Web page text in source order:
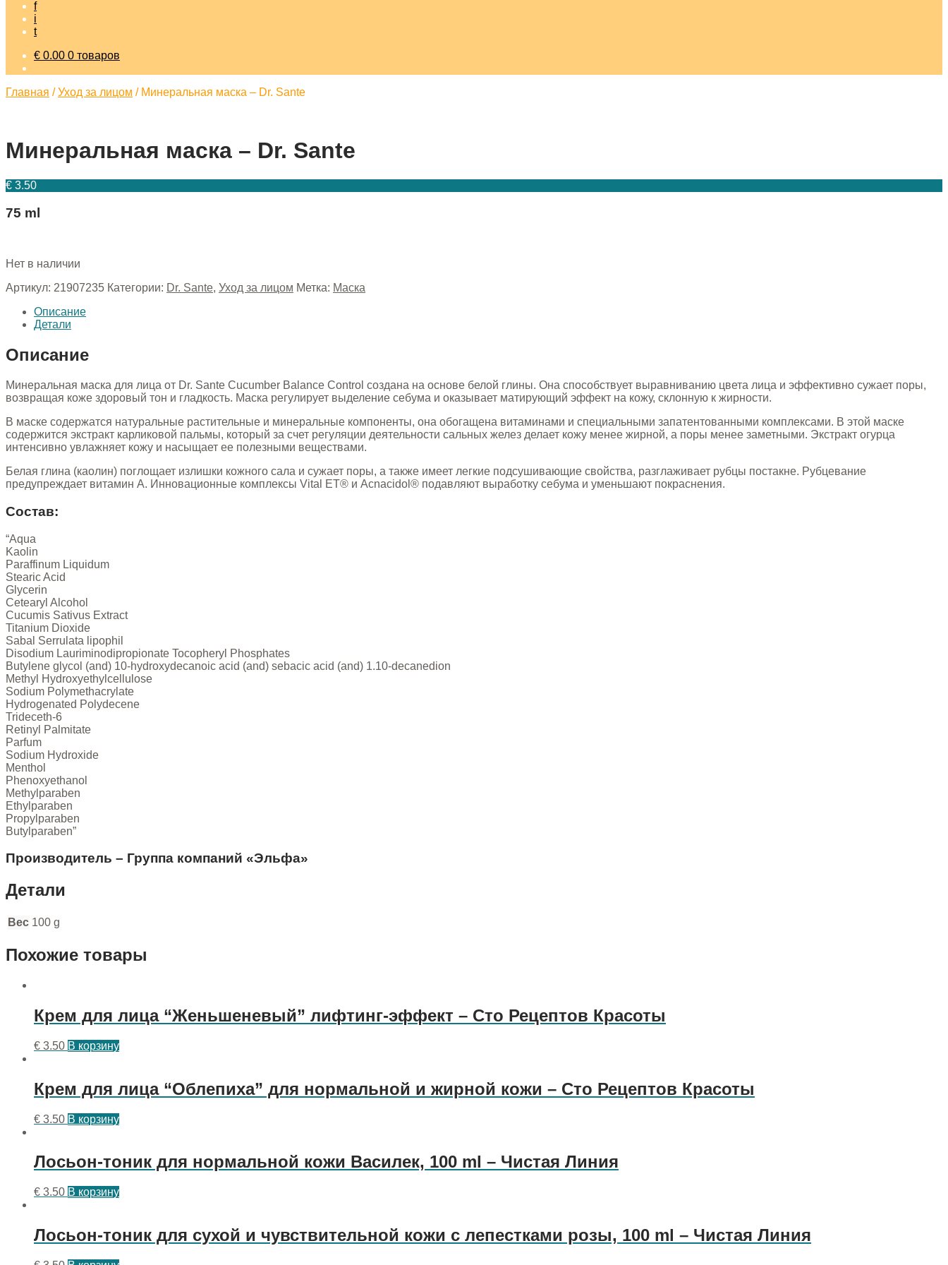
f
i
t
€ 0.00 0 товаров
Главная /Уход за лицом / Минеральная маска – Dr. Sante
Минеральная маска – Dr. Sante
€ 3.50
75 ml
Нет в наличии
Артикул: 21907235 Категории: Dr. Sante, Уход за лицом Метка: Маска
Описание
Детали
Описание
Минеральная маска для лица от Dr. Sante Cucumber Balance Control создана на основе белой глины. Она способствует выравниванию цвета лица и эффективно сужает поры,
возвращая коже здоровый тон и гладкость. Маска регулирует выделение себума и оказывает матирующий эффект на кожу, склонную к жирности.
В маске содержатся натуральные растительные и минеральные компоненты, она обогащена витаминами и специальными запатентованными комплексами. В этой маске
содержится экстракт карликовой пальмы, который за счет регуляции деятельности сальных желез делает кожу менее жирной, а поры менее заметными. Экстракт огурца
интенсивно увлажняет кожу и насыщает ее полезными веществами.
Белая глина (каолин) поглощает излишки кожного сала и сужает поры, а также имеет легкие подсушивающие свойства, разглаживает рубцы постакне. Рубцевание
предупреждает витамин А. Инновационные комплексы Vital ET® и Acnacidol® подавляют выработку себума и уменьшают покраснения.
Состав:
“Aqua
Kaolin
Paraffinum Liquidum
Stearic Acid
Glycerin
Cetearyl Alcohol
Cucumis Sativus Extract
Titanium Dioxide
Sabal Serrulata lipophil
Disodium Lauriminodipropionate Tocopheryl Phosphates
Butylene glycol (and) 10-hydroxydecanoic acid (and) sebacic acid (and) 1.10-decanedion
Methyl Hydroxyethylcellulose
Sodium Polymethacrylate
Hydrogenated Polydecene
Trideceth-6
Retinyl Palmitate
Parfum
Sodium Hydroxide
Menthol
Phenoxyethanol
Methylparaben
Ethylparaben
Propylparaben
Butylparaben”
Производитель – Группа компаний «Эльфа»
Детали
Вес 100 g
Похожие товары
Крем для лица “Женьшеневый” лифтинг-эффект – Сто Рецептов Красоты
€ 3.50 В корзину
Крем для лица “Облепиха” для нормальной и жирной кожи – Сто Рецептов Красоты
€ 3.50 В корзину
Лосьон-тоник для нормальной кожи Василек, 100 ml – Чистая Линия
€ 3.50 В корзину
Лосьон-тоник для сухой и чувствительной кожи с лепестками розы, 100 ml – Чистая Линия